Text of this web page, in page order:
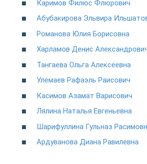
Каримов Филюс Флюрович
Абубакирова Эльвира
Романова Юлия Борисовна
Харламов Денис
Тангаева Ольга Алексеевна
Улемаев Рафаэль Раисович
Касимов Азамат Варисович
Лялина Наталья Евгеньевна
Шарифуллина Гульназ
Ардуванова Диана Равилевна